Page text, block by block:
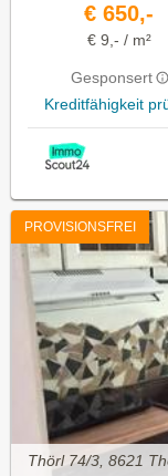
€ 650,-
€ 9,- / m²
Gesponsert
Kreditfähigkeit
PROVISIONSFREI
Thörl 74/3, 8621